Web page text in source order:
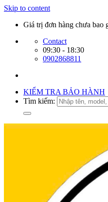
Skip to content
Giá trị đơn hàng chưa bao
Contact
09:30 - 18:30
0902868811
KIỂM TRA BẢO HÀNH
Tìm kiếm: